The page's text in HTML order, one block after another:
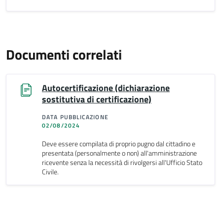
Documenti correlati
Autocertificazione (dichiarazione
sostitutiva di certificazione)
DATA PUBBLICAZIONE
02/08/2024
Deve essere compilata di proprio pugno dal cittadino e
presentata (personalmente o non) all'amministrazione
ricevente senza la necessità di rivolgersi all'Ufficio Stato
Civile.